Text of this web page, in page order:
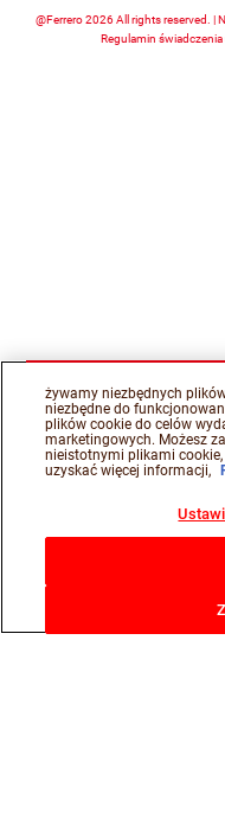
@Ferrero 2026 All rights reserved.
Regulamin świadczenia
żywamy niezbędnych
niezbędne do
plików cookie do celów
marketingowych. Możesz
nieistotnymi plikami
uzyskać więcej informacji,